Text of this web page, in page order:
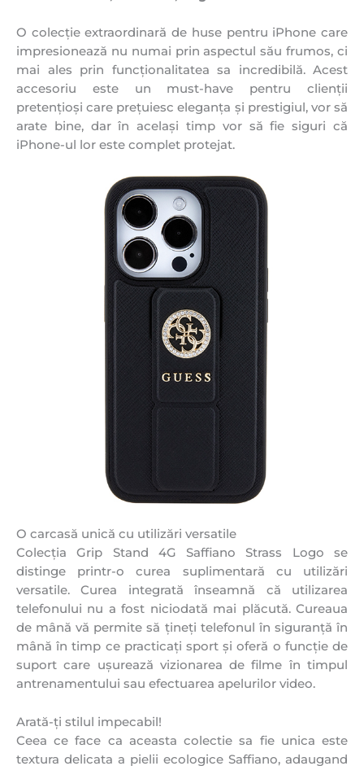
O colecție extraordinară de huse pentru iPhone care
impresionează nu numai prin aspectul său frumos, ci
mai ales prin funcționalitatea sa incredibilă. Acest
accesoriu este un must-have pentru clienții
pretențioși care prețuiesc eleganța și prestigiul, vor să
arate bine, dar în același timp vor să fie siguri că
iPhone-ul lor este complet protejat.
O carcasă unică cu utilizări versatile
Colecția Grip Stand 4G Saffiano Strass Logo se
distinge printr-o curea suplimentară cu utilizări
versatile. Curea integrată înseamnă că utilizarea
telefonului nu a fost niciodată mai plăcută. Cureaua
de mână vă permite să țineți telefonul în siguranță în
mână în timp ce practicați sport și oferă o funcție de
suport care ușurează vizionarea de filme în timpul
antrenamentului sau efectuarea apelurilor video.
Arată-ți stilul impecabil!
Ceea ce face ca aceasta colectie sa fie unica este
textura delicata a pielii ecologice Saffiano, adaugand